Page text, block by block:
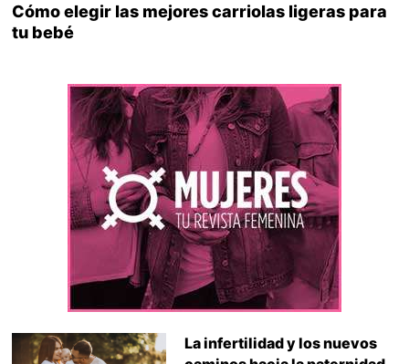
Cómo elegir las mejores carriolas ligeras para
tu bebé
La infertilidad y los nuevos